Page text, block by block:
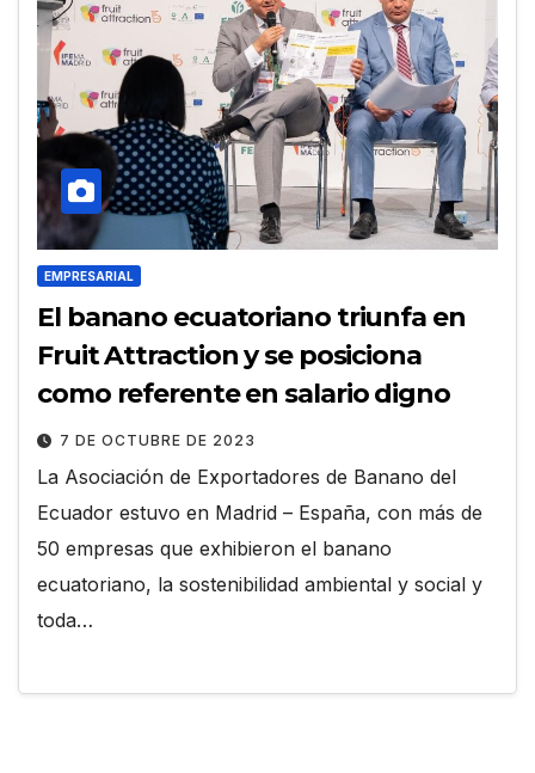
EMPRESARIAL
El banano ecuatoriano triunfa en
Fruit Attraction y se posiciona
como referente en salario digno
7 DE OCTUBRE DE 2023
La Asociación de Exportadores de Banano del
Ecuador estuvo en Madrid – España, con más de
50 empresas que exhibieron el banano
ecuatoriano, la sostenibilidad ambiental y social y
toda…